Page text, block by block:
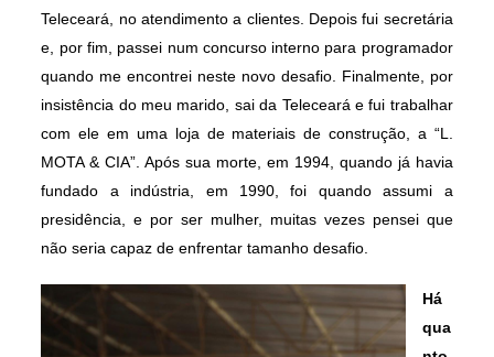
Teleceará, no atendimento a clientes. Depois fui secretária
e, por fim, passei num concurso interno para programador
quando me encontrei neste novo desafio. Finalmente, por
insistência do meu marido, sai da Teleceará e fui trabalhar
com ele em uma loja de materiais de construção, a “L.
MOTA & CIA”. Após sua morte, em 1994, quando já havia
fundado a indústria, em 1990, foi quando assumi a
presidência, e por ser mulher, muitas vezes pensei que
não seria capaz de enfrentar tamanho desafio.
Há
qua